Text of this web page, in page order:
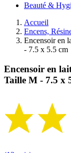
Beauté &
Accueil
Encens,
Encensoir en
- 7.5 x 5.5 cm
Encensoir en
Taille M - 7.5 x